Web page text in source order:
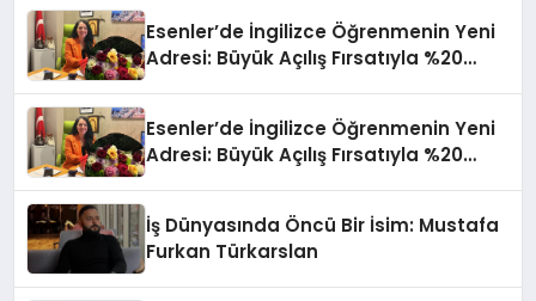
Esenler’de İngilizce Öğrenmenin Yeni
Adresi: Büyük Açılış Fırsatıyla %20
Esenler’de İngilizce Öğrenmenin Yeni
Adresi: Büyük Açılış Fırsatıyla %20
İş Dünyasında Öncü Bir İsim: Mustafa
Furkan Türkarslan